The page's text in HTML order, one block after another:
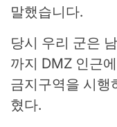
말했습니다.
당시 우리 군은
까지 DMZ 인근
금지구역을 시행
혔다.